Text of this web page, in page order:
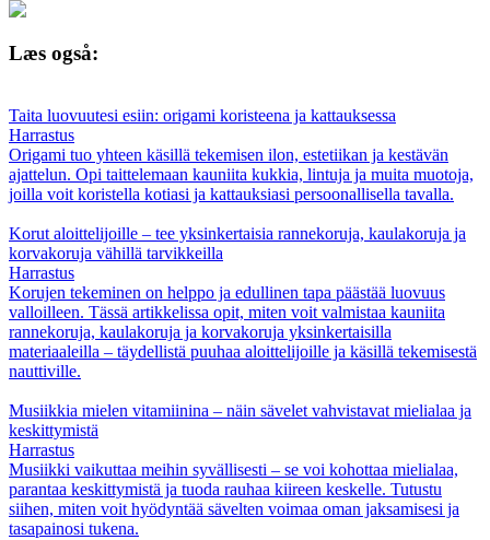
Læs også:
Taita luovuutesi esiin: origami koristeena ja kattauksessa
Harrastus
Origami tuo yhteen käsillä tekemisen ilon, estetiikan ja kestävän
ajattelun. Opi taittelemaan kauniita kukkia, lintuja ja muita muotoja,
joilla voit koristella kotiasi ja kattauksiasi persoonallisella tavalla.
Korut aloittelijoille – tee yksinkertaisia rannekoruja, kaulakoruja ja
korvakoruja vähillä tarvikkeilla
Harrastus
Korujen tekeminen on helppo ja edullinen tapa päästää luovuus
valloilleen. Tässä artikkelissa opit, miten voit valmistaa kauniita
rannekoruja, kaulakoruja ja korvakoruja yksinkertaisilla
materiaaleilla – täydellistä puuhaa aloittelijoille ja käsillä tekemisestä
nauttiville.
Musiikkia mielen vitamiinina – näin sävelet vahvistavat mielialaa ja
keskittymistä
Harrastus
Musiikki vaikuttaa meihin syvällisesti – se voi kohottaa mielialaa,
parantaa keskittymistä ja tuoda rauhaa kiireen keskelle. Tutustu
siihen, miten voit hyödyntää sävelten voimaa oman jaksamisesi ja
tasapainosi tukena.